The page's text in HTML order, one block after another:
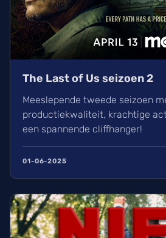
The Last of Us seizoen 2
Meeslepende tweede seizoen
productiekwaliteit, krachtige
een spannende cliffhanger!
01-06-2025